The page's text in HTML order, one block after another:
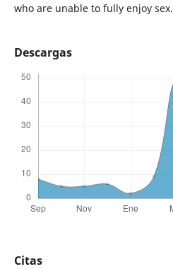
who are unable to fully enjoy sex.
Descargas
Citas